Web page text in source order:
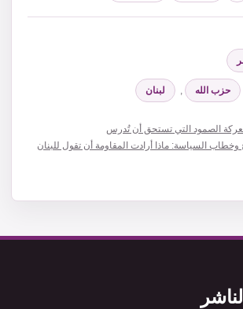
حزب الله لبنان
الصمود التي تستحق أن تُدرس
السياسة: ماذا أرادت المقاومة أن تقول للبنان